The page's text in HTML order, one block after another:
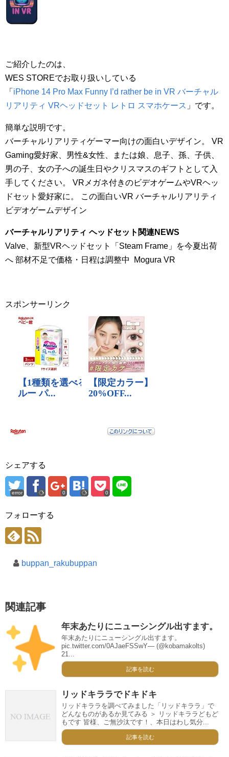
ご紹介したのは、
WES STOREでお取り扱いしている
「 iPhone 14 Pro Max Funny I’d rather be in VR バーチャル
リアリティ VRヘッドセット レトロ スマホケース 」です。
簡単な説明です。
バーチャルリアリティゲーマー向けの面白いデザイン。 VR
Gaming愛好家、男性&女性、または娘、息子、孫、子供、
男の子、女の子への誕生日やクリスマスのギフトとして入
手してください。 VRメガネ付きのビデオゲームやVRヘッ
ドセット愛好家に。 この面白いVR バーチャルリアリティ
ビデオゲームデザイン
バーチャルリアリティ ヘッドセット関連NEWS
Valve、新型VRヘッドセット「Steam Frame」を今夏出荷
へ 部材不足で価格・日程は調整中 Mogura VR
スポンサーリンク
シェアする
error 0 0
フォローする
buppan_rakubuppan
関連記事
年末あたりにニューシングル出すます。
年末あたりにニューシングル出すます。
pic.twitter.com/0AJaeFSSwY— (@kobamakolts)
21...
記事を読む
リッドキララでドキドキ
リッドキララを調べてみました「リッドキララ」で
どんなものがあるか見てみる ＞ リッドキララどもど
もです 皆様、ご無沙汰です！、本日はわし気分...
記事を読む